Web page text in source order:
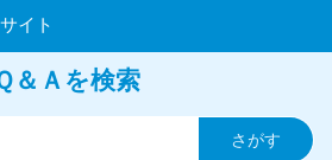
＆Ａを検索